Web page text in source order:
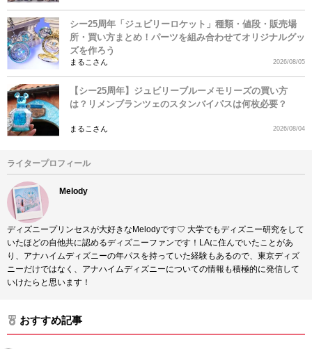
シー25周年「ジュビリーロケット」種類・値段・販売場
所・買い方まとめ！パーツを組み合わせてオリジナルグッ
ズを作ろう
まるこさん 2026/08/05
【シー25周年】ジュビリーブルーメモリーズの買い方
は？リメンブランツェのスタンバイパスは何枚必要？
まるこさん 2026/08/04
ライタープロフィール
Melody
ディズニープリンセスが大好きなMelodyです♡ 大学でもディズニー研究をして
いたほどの自他共に認めるディズニーファンです！LAに住んでいたことがあ
り、アナハイムディズニーの年パスを持っていた経験もあるので、東京ディズ
ニーだけではなく、アナハイムディズニーについての情報も積極的に発信して
いけたらと思います！
おすすめ記事